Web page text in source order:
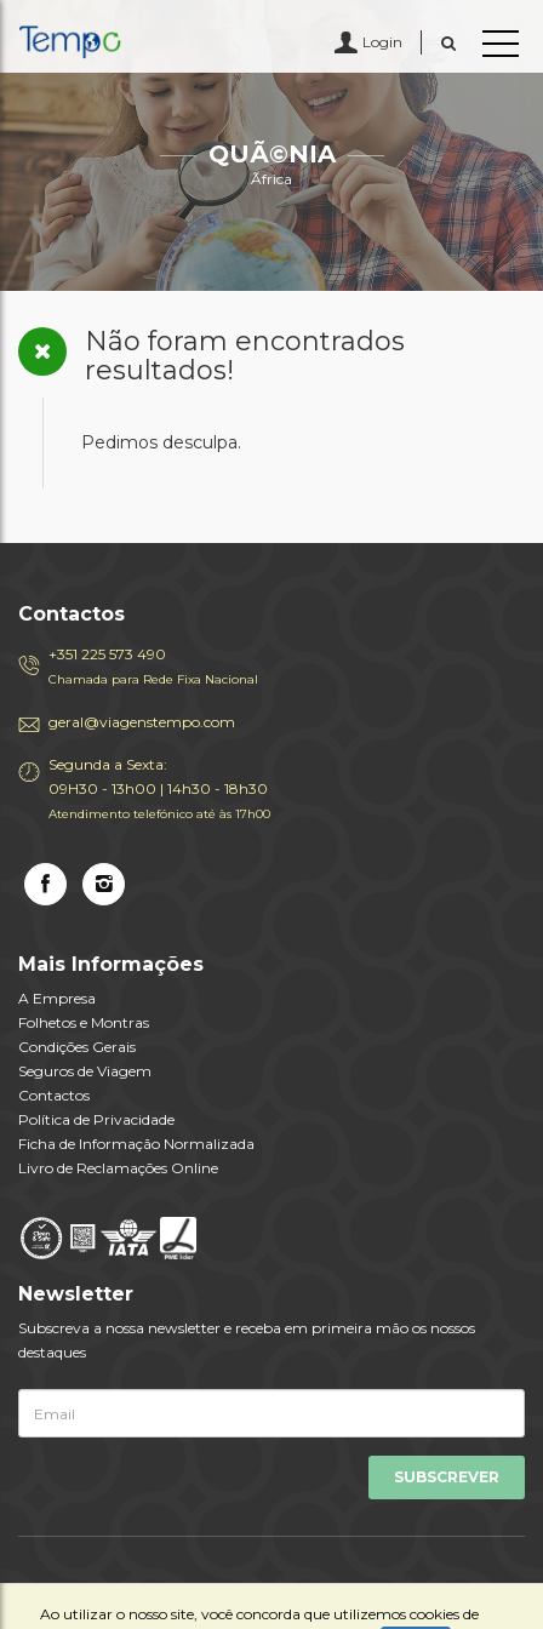
Login
QUÃ©NIA
Ãfrica
Não foram encontrados
resultados!
Pedimos desculpa.
Contactos
+351 225 573 490
Chamada para Rede Fixa Nacional
geral@viagenstempo.com
Segunda a Sexta:
09H30 - 13h00 | 14h30 - 18h30
Atendimento telefónico até às 17h00
Mais Informações
A Empresa
Folhetos e Montras
Condições Gerais
Seguros de Viagem
Contactos
Política de Privacidade
Ficha de Informação Normalizada
Livro de Reclamações Online
Newsletter
Subscreva a nossa newsletter e receba em primeira mão os nossos
destaques
Todos os Direitos Reservados © Viagens Tempo 2023 | Powered by
Ao utilizar o nosso site, você concorda que utilizemos cookies de